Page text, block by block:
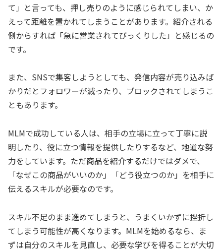
て」と言っても、押し売りのように感じられてしまい、か
えって距離を置かれてしまうことがあります。紹介される
側からすれば「急に営業されてびっくりした」と感じるの
です。
また、SNSで集客しようとしても、発信内容が売り込みば
かりだとフォロワーが減ったり、ブロックされてしまうこ
ともあります。
MLMで成功している人は、相手の立場に立って丁寧に説
明したり、役に立つ情報を提供したりするなど、地道な努
力をしています。ただ商品を紹介するだけではダメで、
「なぜこの商品がいいのか」「どう役立つのか」を相手に
伝えるスキルが必要なのです。
スキル不足のまま進めてしまうと、うまくいかずに挫折し
てしまう可能性が高くなります。MLMを始めるなら、ま
ずは自分のスキルを見直し、必要な学びを得ることが大切